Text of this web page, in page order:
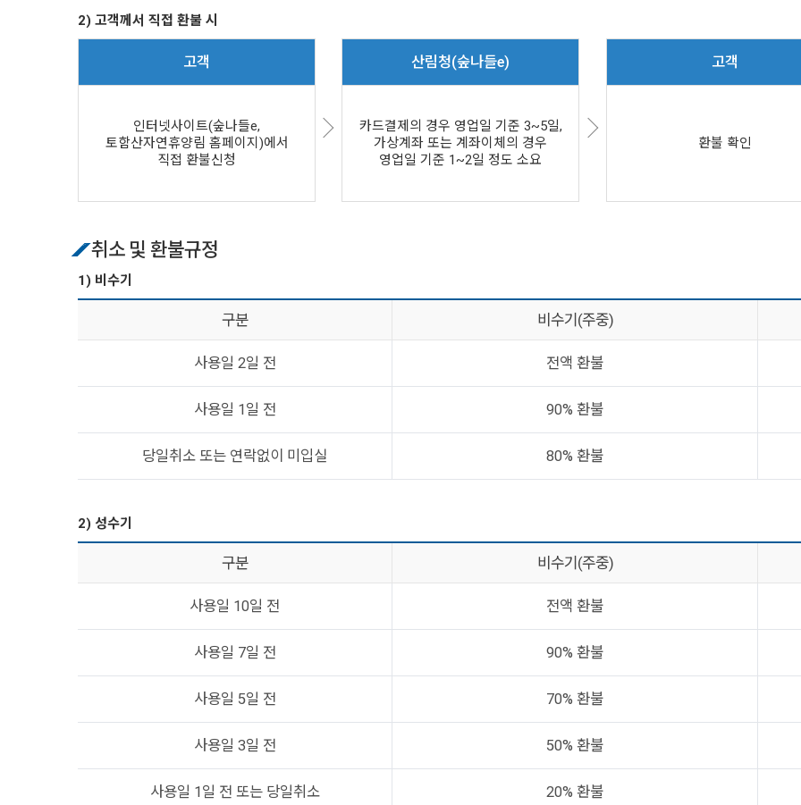
2) 고객께서 직접 환불 시
고객
인터넷사이트(숲나들e,
토함산자연휴양림 홈페이지)에서
직접 환불신청
산림청(숲나들e)
카드결제의 경우 영업일 기준 3~5일,
가상계좌 또는 계좌이체의 경우
영업일 기준 1~2일 정도 소요
고객
환불 확인
취소 및 환불규정
1) 비수기
구분 비수기(주중)
사용일 2일 전 전액 환불
사용일 1일 전 90% 환불
당일취소 또는 연락없이 미입실 80% 환불
2) 성수기
구분 비수기(주중)
사용일 10일 전 전액 환불
사용일 7일 전 90% 환불
사용일 5일 전 70% 환불
사용일 3일 전 50% 환불
사용일 1일 전 또는 당일취소 20% 환불